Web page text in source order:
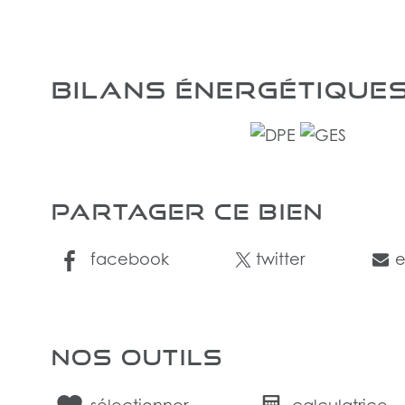
BILANS
PARTAGER CE BIEN
facebook twitter
NOS OUTILS